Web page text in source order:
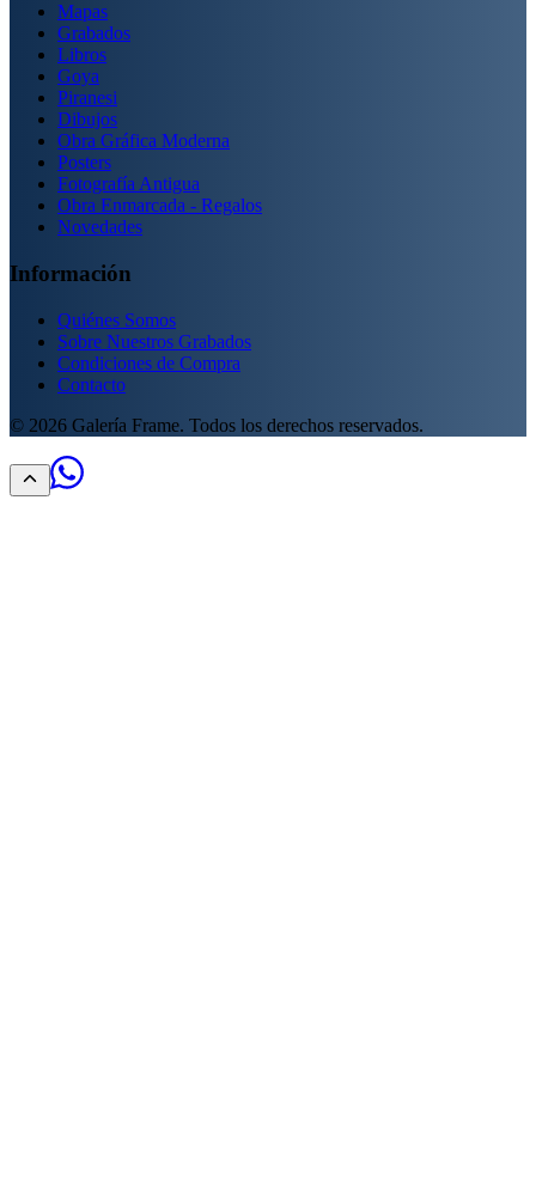
Mapas
Grabados
Libros
Goya
Piranesi
Dibujos
Obra Gráfica Moderna
Posters
Fotografía Antigua
Obra Enmarcada - Regalos
Novedades
Información
Quiénes Somos
Sobre Nuestros Grabados
Condiciones de Compra
Contacto
© 2026 Galería Frame. Todos los derechos reservados.